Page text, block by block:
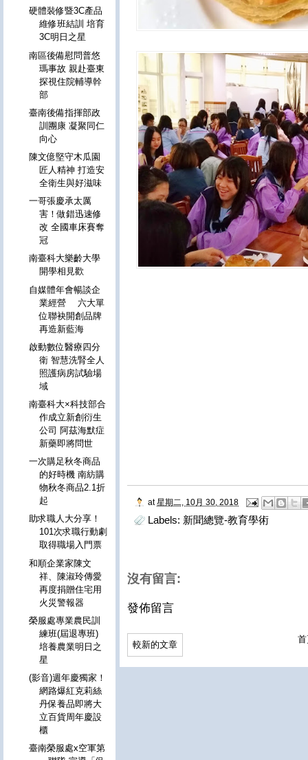
at 星期二, 10月 30, 2018
Labels: 新聞總覽-教育學術
沒有留言:
發佈留言
較新的文章
硬體裝修暨3C產品
維修班結訓 培育
3C明日之星
南區後備慰問普悠
瑪事故 親赴臺東
探視住院輔導幹
部
臺南後備指揮部政
訓團康 凝聚同仁
向心
陳文億堅守木瓜園
匠人精神 打造安
全衛生與好滋味
一哥張慶承太厲
害！做錯迅速修
改 全國車床賽奪
冠
南臺科大樂齡大學
開學相見歡
自媒體年會暢談企
業經營 六大單
位聯袂開創品牌
再造新藍海
啟動數位醫療四分
衛 智慧洗腎全人
照護病房試驗場
域
南臺科大×科技部合
作成立新創衍生
公司 阿茲海默症
新藥即將問世
一次購足秋冬商品
的好時機 南紡購
物秋冬商品2.1折
起
助求職人大分享！
101次求職行動劇
取得職場入門票
和順企業家陳文
祥、陳淑玲傳愛
再度捐贈住宅用
火災警報器
榮服處專業農民訓
練班(屆退專班)
培養農業明日之
星
(影音)週年慶獨家！
網路爆紅克莉絲
丹保養品即將大
立百貨周年慶設
櫃
臺南榮服處x空軍第